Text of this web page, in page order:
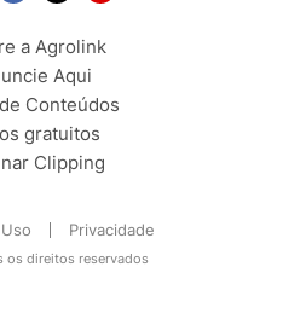
a Agrolink
Aqui
Conteúdos
gratuitos
Clipping
Privacidade
os direitos reservados